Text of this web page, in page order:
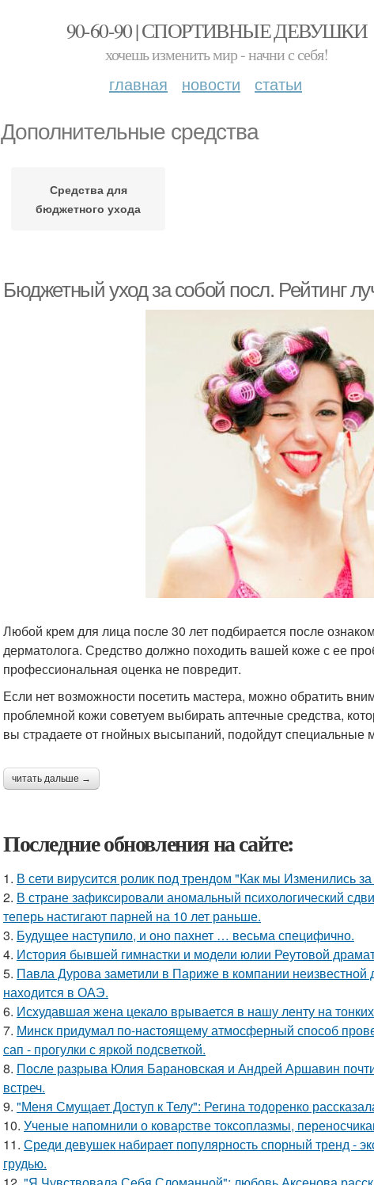
90-60-90 | СПОРТИВНЫЕ ДЕВУШКИ
хочешь изменить мир - начни с себя!
главная новости статьи
Дополнительные средства
Средства для
бюджетного ухода
Бюджетный уход за собой посл. Рейтинг
Любой крем для лица после 30 лет подбирается после
дерматолога. Средство должно походить вашей коже с ее
профессиональная оценка не повредит.
Если нет возможности посетить мастера, можно обратить
проблемной кожи советуем выбирать аптечные средства,
вы страдаете от гнойных высыпаний, подойдут специальные
читать дальше →
Последние обновления на сайте:
1. В сети вирусится ролик под трендом "Как мы Изменились за
2. В стране зафиксировали аномальный психологический
теперь настигают парней на 10 лет раньше.
3. Будущее наступило, и оно пахнет … весьма специфично.
4. История бывшей гимнастки и модели юлии Реутовой
5. Павла Дурова заметили в Париже в компании
находится в ОАЭ.
6. Исхудавшая жена цекало врывается в нашу ленту на
7. Минск придумал по-настоящему атмосферный способ
сап - прогулки с яркой подсветкой.
8. После разрыва Юлия Барановская и Андрей Аршавин
встреч.
9. "Меня Смущает Доступ к Телу": Регина тодоренко
10. Ученые напомнили о коварстве токсоплазмы,
11. Среди девушек набирает популярность спорный тренд -
грудью.